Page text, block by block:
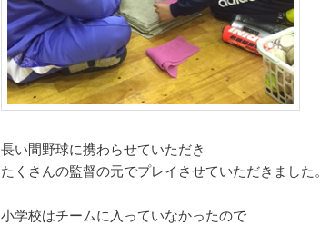
長い間野球に携わらせていただき
たくさんの監督の元でプレイさせていただきました。
小学校はチームに入っていなかったので